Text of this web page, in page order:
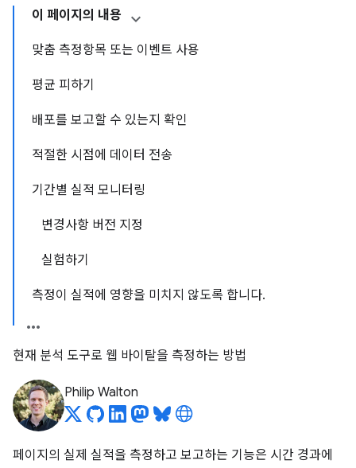
이 페이지의 내용
맞춤 측정항목 또는 이벤트 사용
평균 피하기
배포를 보고할 수 있는지 확인
적절한 시점에 데이터 전송
기간별 실적 모니터링
변경사항 버전 지정
실험하기
측정이 실적에 영향을 미치지 않도록 합니다.
현재 분석 도구로 웹 바이탈을 측정하는 방법
Philip Walton
페이지의 실제 실적을 측정하고 보고하는 기능은 시간 경과에